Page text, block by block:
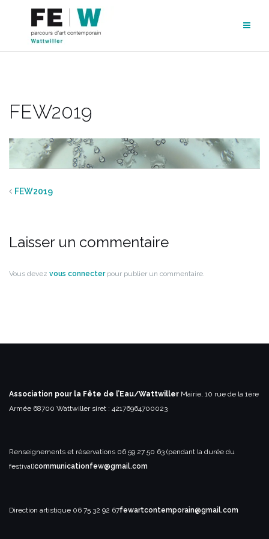
contenu
FEW2019
FEW2019
Laisser un commentaire
Vous devez vous connecterpour publier un commentaire.
Association pour la Fête de l’Eau/Wattwiller Mairie, 10 rue de la 1ère
Armée 68700 Wattwillersiret : 42176964700023
Renseignements et réservations 06 59 27 50 63 (pendant la durée du
festival)communicationfew@gmail.com
Direction artistique 06 75 32 92 67fewartcontemporain@gmail.com